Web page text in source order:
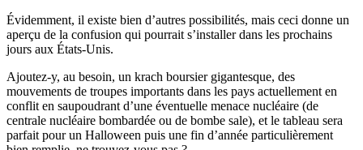
Évidemment, il existe bien d’autres possibilités, mais ceci donne un
aperçu de la confusion qui pourrait s’installer dans les prochains
jours aux États-Unis.
Ajoutez-y, au besoin, un krach boursier gigantesque, des
mouvements de troupes importants dans les pays actuellement en
conflit en saupoudrant d’une éventuelle menace nucléaire (de
centrale nucléaire bombardée ou de bombe sale), et le tableau sera
parfait pour un Halloween puis une fin d’année particulièrement